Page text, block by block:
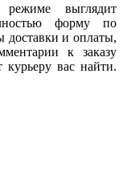
выглядит
форму по
доставки и оплаты,
к заказу
вас найти.